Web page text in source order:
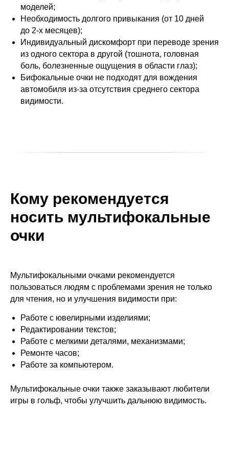
моделей;
Необходимость долгого привыкания (от 10 дней
до 2-х месяцев);
Индивидуальный дискомфорт при переводе зрения
из одного сектора в другой (тошнота, головная
боль, болезненные ощущения в области глаз);
Бифокальные очки не подходят для вождения
автомобиля из-за отсутствия среднего сектора
видимости.
Кому рекомендуется
носить мультифокальные
очки
Мультифокальными очками рекомендуется
пользоваться людям с проблемами зрения не только
для чтения, но и улучшения видимости при:
Работе с ювелирными изделиями;
Редактировании текстов;
Работе с мелкими деталями, механизмами;
Ремонте часов;
Работе за компьютером.
Мультифокальные очки также заказывают любители
игры в гольф, чтобы улучшить дальнюю видимость.